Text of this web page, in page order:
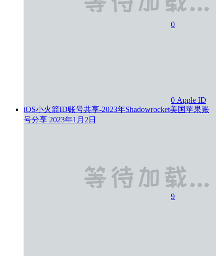
0
0 Apple ID
iOS小火箭ID账号共享-2023年Shadowrocket美国苹果账
号分享 2023年1月2日
9